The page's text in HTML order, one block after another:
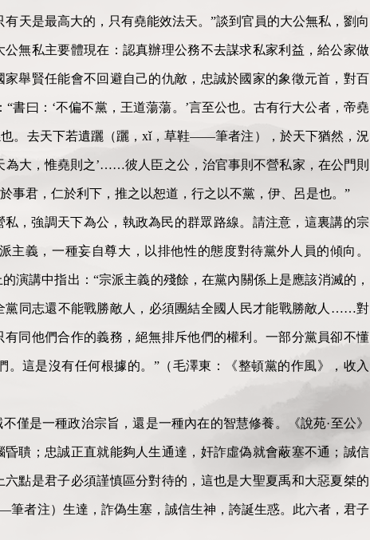
天是最高大的，只有堯能效法天。”談到官員的大公無私，劉向
無私主要體現在：認真辦理公務不去謀求私家利益，給公家做
舉賢任能會不回避自己的仇敵，忠誠於國家的象徵元首，對百
書曰：‘不偏不黨，王道蕩蕩。’言至公也。古有行大公者，帝堯
。去天下若遺躧（躧，xǐ，草鞋——筆者注），於天下猶然，況
大，惟堯則之’……彼人臣之公，治官事則不營私家，在公門則
事君，仁於利下，推之以恕道，行之以不黨，伊、呂是也。”
，強調天下為公，執政為民的群眾路線。請注意，這裏講的宗
義，一種妄自尊大，以排他性的態度對待黨外人員的傾向。
演講中指出：“宗派主義的殘餘，在黨內關係上是應該消滅的，
黨同志還不能戰勝敵人，必須團結全國人民才能戰勝敵人……對
同他們合作的義務，絕無排斥他們的權利。一部分黨員卻不懂
這是沒有任何根據的。”（毛澤東：《整頓黨的作風》，收入
僅是一種政治宗旨，還是一種內在的智慧修養。《說苑·至公》
聵；忠誠正直就能夠人生通達，奸詐虛偽就會蔽塞不通；誠信
點是君子必須謹慎區分對待的，這也是大聖夏禹和大惡夏桀的
者注）生達，詐偽生塞，誠信生神，誇誕生惑。此六者，君子